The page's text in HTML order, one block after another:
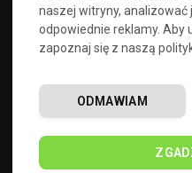
Listwy
–
1
naszej witryny, analizować
odpowiednie reklamy. Aby
zapoznaj się z naszą
ODMAWIAM